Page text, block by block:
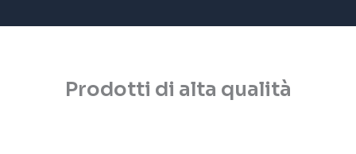
Prodotti di alta qualità